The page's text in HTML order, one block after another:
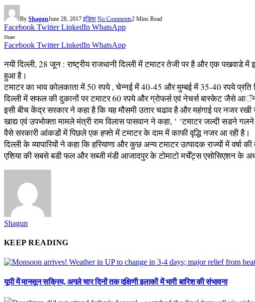
By ShagunJune 28, 2017 इंडिया No Comments2 Mins Read
Facebook Twitter LinkedIn WhatsApp
Share
Facebook Twitter LinkedIn WhatsApp
नयी दिल्ली, 28 जून : राष्ट्रीय राजधानी दिल्ली में टमाटर तेजी पर है और एक
हुआ है।
टमाटर का भाव कोलकाता में 50 रपये , चेन्नई में 40-45 और मुम्बई में 35-40 रपये प्रति
दिल्ली में सफल की दुकानों पर टमाटर 60 रपये और ग्रोफर्स एवं नेचर्स बास्केट जैसे
इसी बीच केंद्र सरकार ने कहा है कि यह मौसमी उतार चढाव है और महंगाई पर नजर रखी
खाद्य एवं उपभोक्ता मामले मंत्री राम विलास पासवान ने कहा, ‘ ‘टमाटर जल्दी सडने
वैसे सरकारी आंकडों में पिछले एक हफ्ते में टमाटर के दाम में काफी वृद्धि नजर आ रही है।
दिल्ली के व्यापारियों ने कहा कि हरियाणा और कुछ अन्य टमाटर उत्पादक राज्यों में
एशिया की सबसे बडी फल और सब्जी मंडी आजादपुर के टोमाटो मर्चेंट्स एसोसिएशन के
Shagun
KEEP READING
यूपी में मानसून सक्रिय, अगले चार दिनों तक दक्षिणी इलाकों में भारी बारिश की संभावना